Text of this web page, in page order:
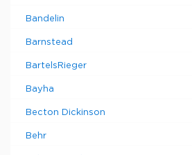
Bandelin
Barnstead
BartelsRieger
Bayha
Becton Dickinson
Behr